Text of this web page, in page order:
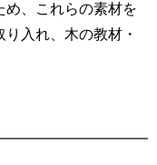
め、これらの素材を
入れ、木の教材・